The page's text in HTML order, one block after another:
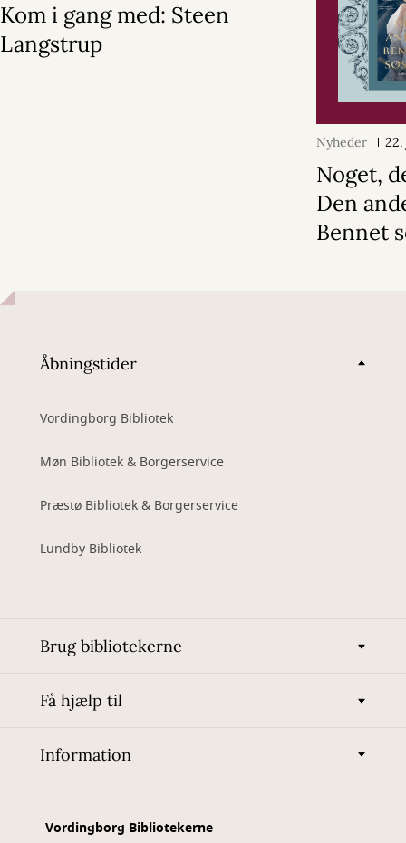
Kom i gang med: Steen
Langstrup
Nyheder
Noget,
Den
Bennet
Åbningstider
Vordingborg Bibliotek
Møn Bibliotek & Borgerservice
Præstø Bibliotek & Borgerservice
Lundby Bibliotek
Brug bibliotekerne
Få hjælp til
Information
Vordingborg Bibliotekerne